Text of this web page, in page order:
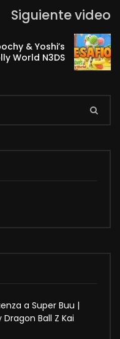
Siguiente video
& Yoshi’s
World N3DS
a Super Buu |
Ball Z Kai